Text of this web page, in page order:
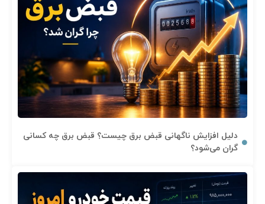
دلیل افزایش ناگهانی قبض برق چیست؟ قبض برق چه کسانی
گران می‌شود؟